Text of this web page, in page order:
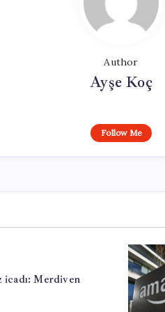
Author
Ayşe Koç
Follow Me
icadı: Merdiven